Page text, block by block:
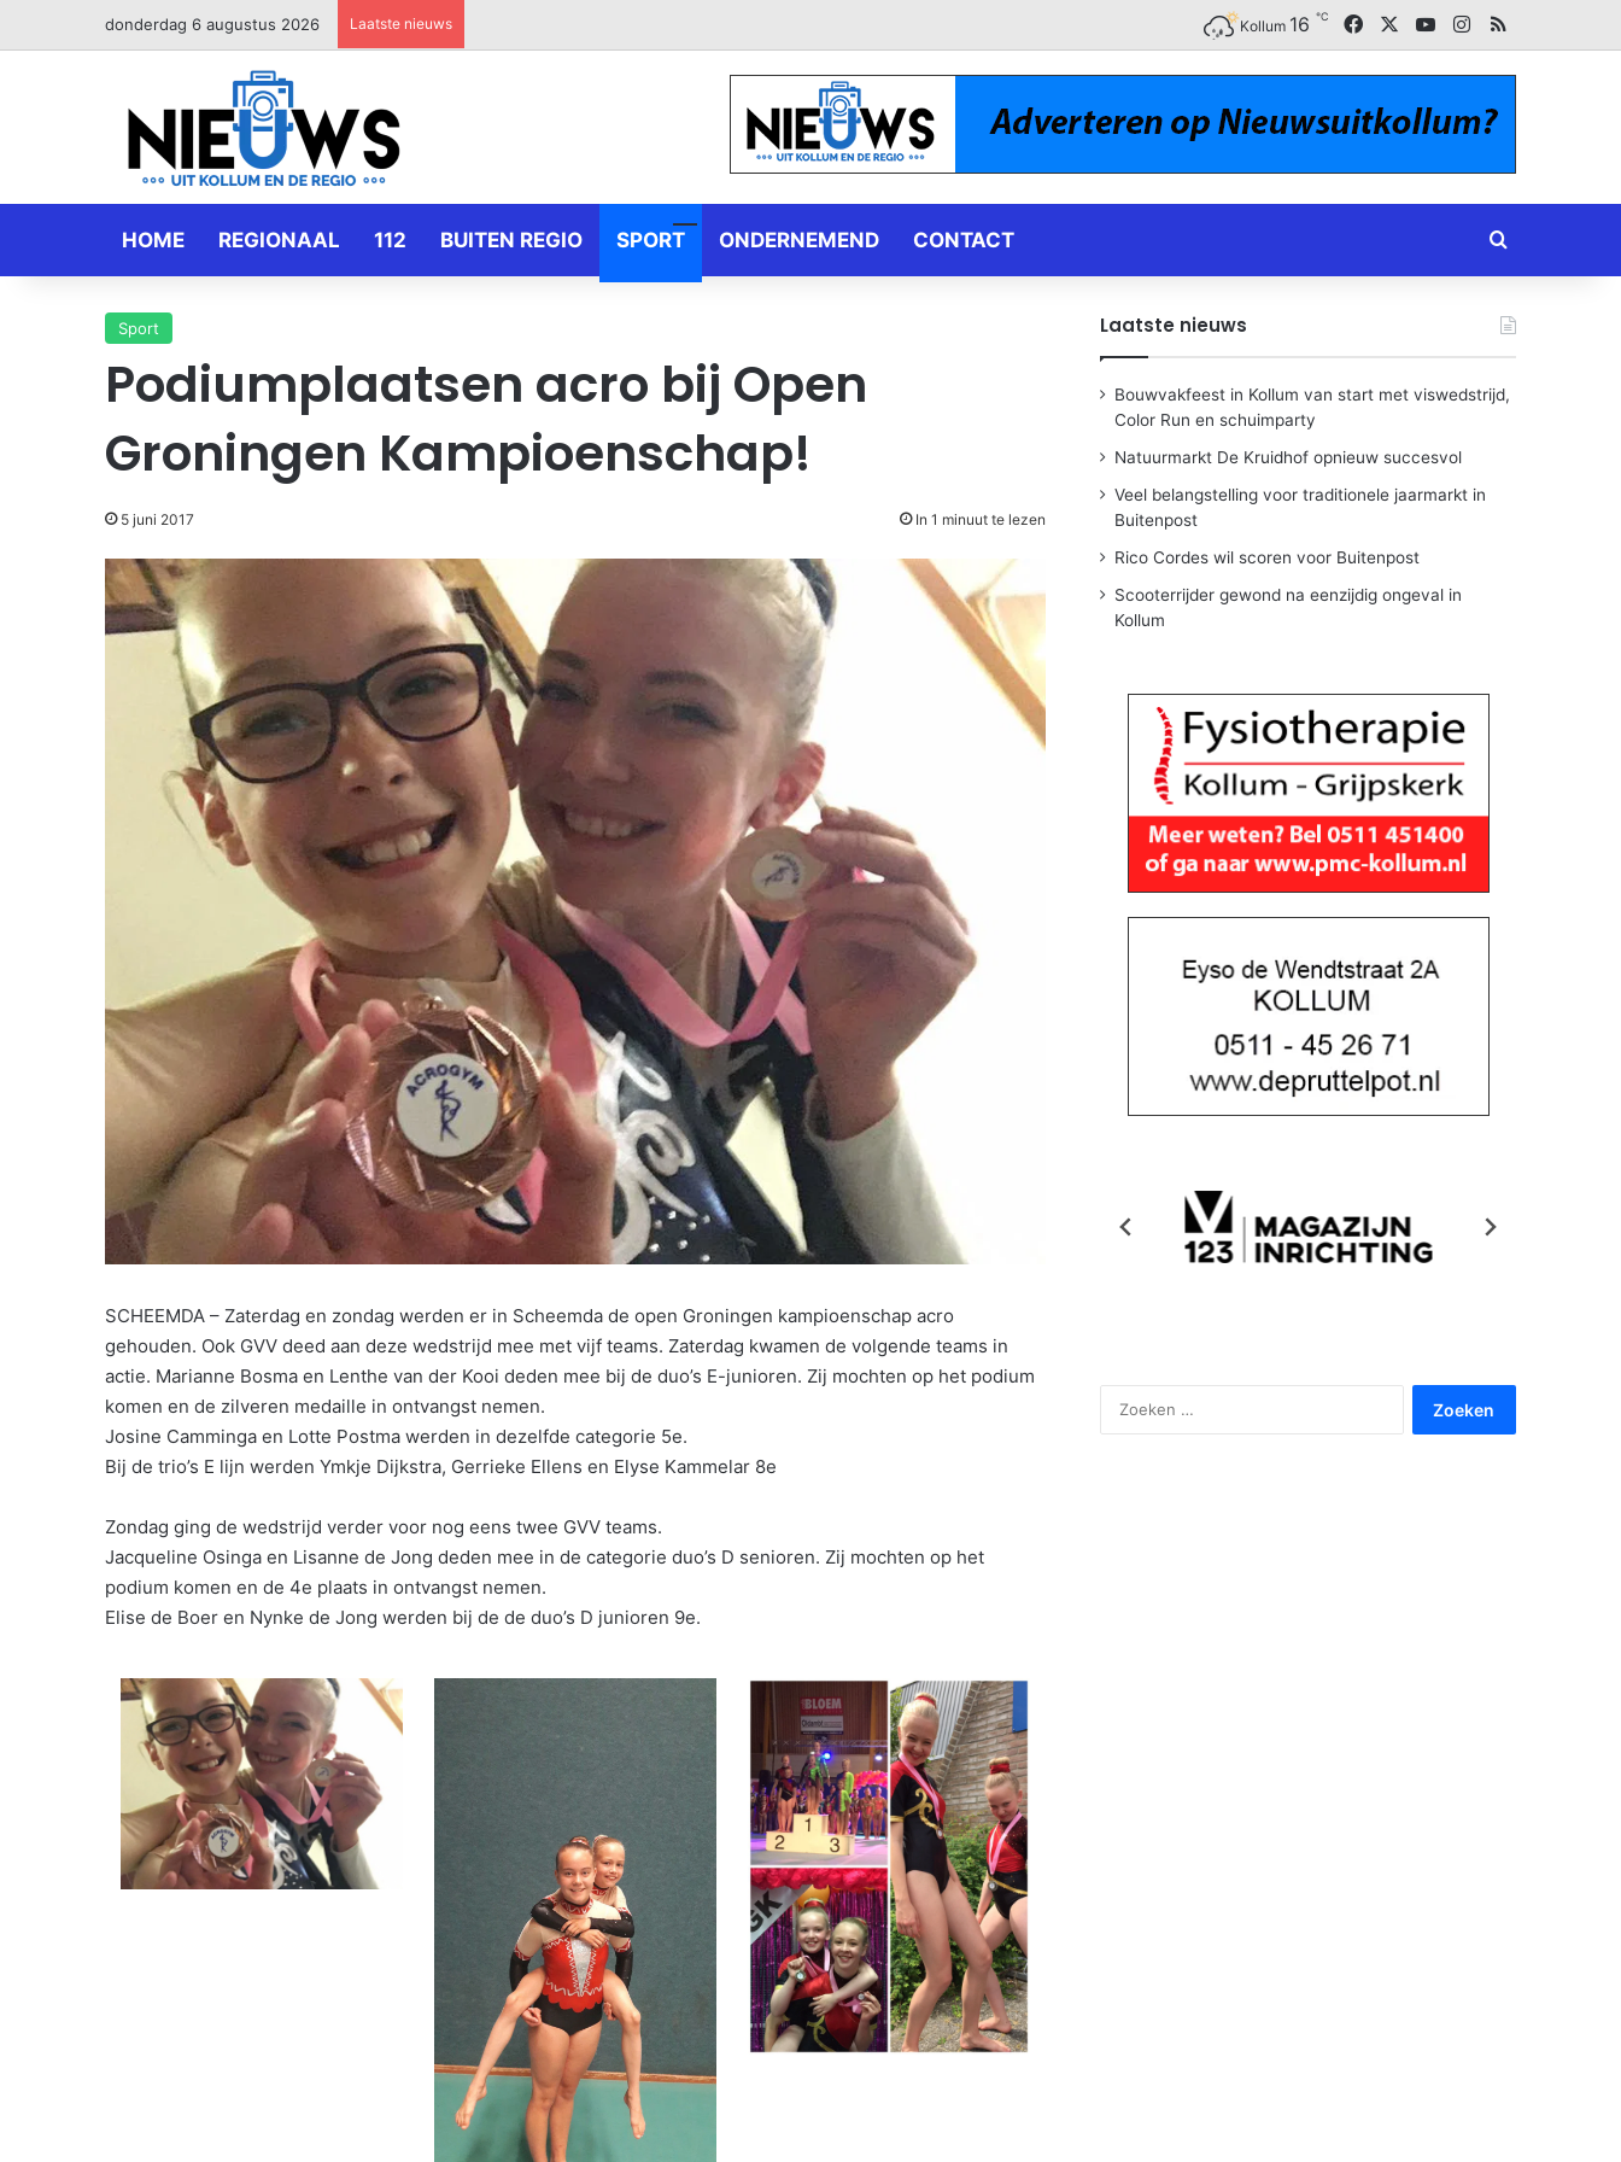
donderdag 6 augustus 2026 Laatste nieuws Kollum 16 ℃ FacebookYouTubeInstagram
RSS
HOME REGIONAAL 112 BUITEN REGIO SPORT ONDERNEMEND CONTACT Zoeken naar
Sport
Podiumplaatsen acro bij Open
Groningen Kampioenschap!
5 juni 2017 In 1 minuut te lezen
SCHEEMDA – Zaterdag en zondag werden er in Scheemda de open Groningen kampioenschap acro
gehouden. Ook GVV deed aan deze wedstrijd mee met vijf teams. Zaterdag kwamen de volgende teams in
actie. Marianne Bosma en Lenthe van der Kooi deden mee bij de duo’s E-junioren. Zij mochten op het podium
komen en de zilveren medaille in ontvangst nemen.
Josine Camminga en Lotte Postma werden in dezelfde categorie 5e.
Bij de trio’s E lijn werden Ymkje Dijkstra, Gerrieke Ellens en Elyse Kammelar 8e
Zondag ging de wedstrijd verder voor nog eens twee GVV teams.
Jacqueline Osinga en Lisanne de Jong deden mee in de categorie duo’s D senioren. Zij mochten op het
podium komen en de 4e plaats in ontvangst nemen.
Elise de Boer en Nynke de Jong werden bij de de duo’s D junioren 9e.
Laatste nieuws
Bouwvakfeest in Kollum van start met viswedstrijd,
Color Run en schuimparty
Natuurmarkt De Kruidhof opnieuw succesvol
Veel belangstelling voor traditionele jaarmarkt in
Buitenpost
Rico Cordes wil scoren voor Buitenpost
Scooterrijder gewond na eenzijdig ongeval in
Kollum
naar: